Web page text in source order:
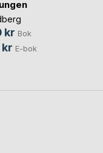
kr Bok
kr E-bok